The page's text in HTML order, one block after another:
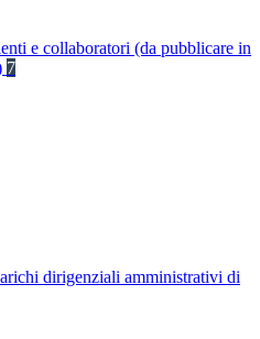
e collaboratori (da pubblicare in
7
dirigenziali amministrativi di